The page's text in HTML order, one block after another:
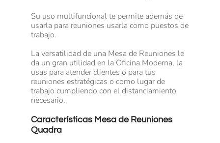
Su uso multifuncional te permite además de
usarla para reuniones usarla como puestos de
trabajo.
La versatilidad de una Mesa de Reuniones le
da un gran utilidad en la Oficina Moderna, la
usas para atender clientes o para tus
reuniones estratégicas o como lugar de
trabajo cumpliendo con el distanciamiento
necesario.
Características Mesa de Reuniones
Quadra